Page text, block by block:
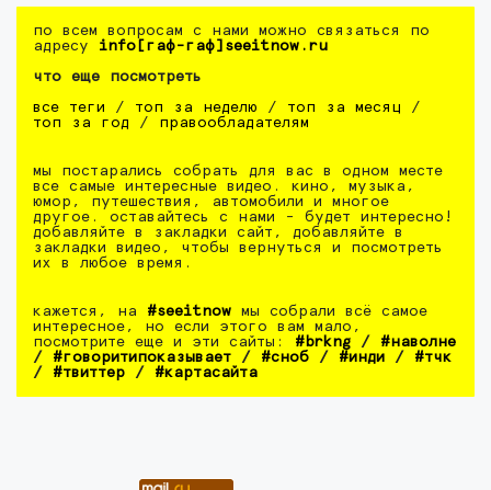
по всем вопросам с нами можно связаться по
адресу info[гаф-гаф]seeitnow.ru
что еще посмотреть
все теги / топ за неделю / топ за месяц /
топ за год / правообладателям
мы постарались собрать для вас в одном месте
все самые интересные видео. кино, музыка,
юмор, путешествия, автомобили и многое
другое. оставайтесь с нами - будет интересно!
добавляйте в закладки сайт, добавляйте в
закладки видео, чтобы вернуться и посмотреть
их в любое время.
кажется, на #seeitnow мы собрали всё самое
интересное, но если этого вам мало,
посмотрите еще и эти сайты: #brkng / #наволне
/ #говоритипоказывает / #сноб / #инди / #тчк
/ #твиттер / #картасайта